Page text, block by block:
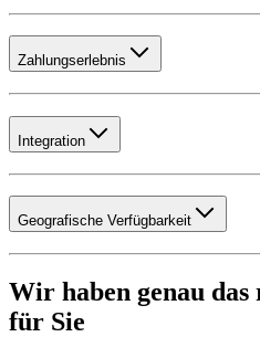
Zahlungserlebnis
Integration
Geografische Verfügbarkeit
Wir haben genau
für Sie